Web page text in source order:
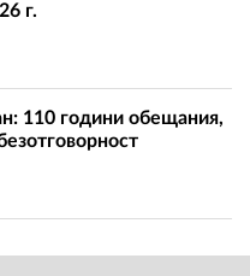
г.
110 години обещания,